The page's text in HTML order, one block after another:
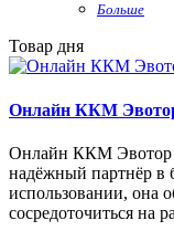
Больше
Товар дня
Онлайн ККМ
Онлайн ККМ Эвотор
надёжный партнёр в
использовании, она
сосредоточиться на